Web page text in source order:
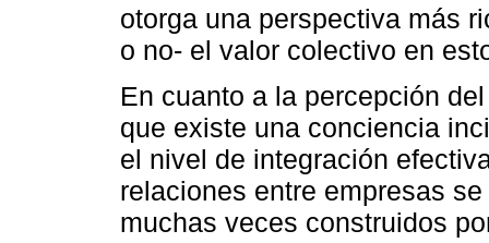
otorga una perspectiva más
o no- el valor colectivo en
En cuanto a la percepción
que existe una conciencia
el nivel de integración
relaciones entre empresas
muchas veces construidos